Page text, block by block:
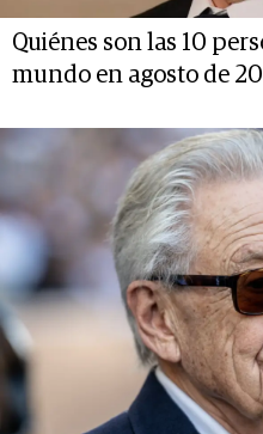
Quiénes son las 10
mundo en agosto de